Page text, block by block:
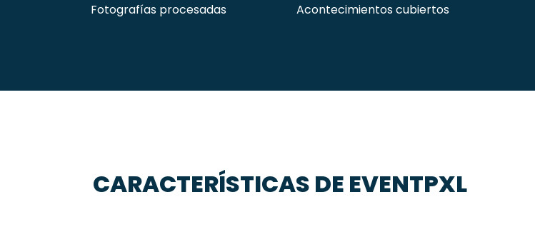
Fotografías procesadas Acontecimientos cubiertos
CARACTERÍSTICAS DE EVENTPXL